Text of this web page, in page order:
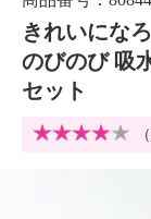
きれいにな
のびのび 吸
セット
（